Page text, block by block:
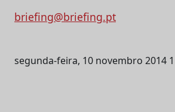
briefing@briefing.pt
segunda-feira, 10 novembro 2014